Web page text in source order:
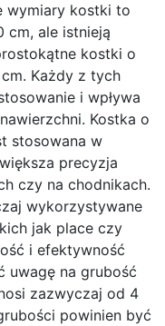
wymiary kostki to
cm, ale istnieją
kostki o
Każdy z tych
i wpływa
Kostka o
stosowana w
precyzja
czy na chodnikach.
wykorzystywane
jak place czy
i efektywność
uwagę na grubość
zazwyczaj od 4
powinien być